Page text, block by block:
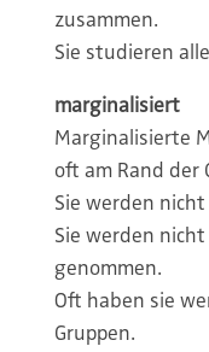
zusammen.
Sie studieren
marginalisiert
Marginalisierte
oft am Rand der
Sie werden
Sie werden
genommen.
Oft haben sie
Gruppen.